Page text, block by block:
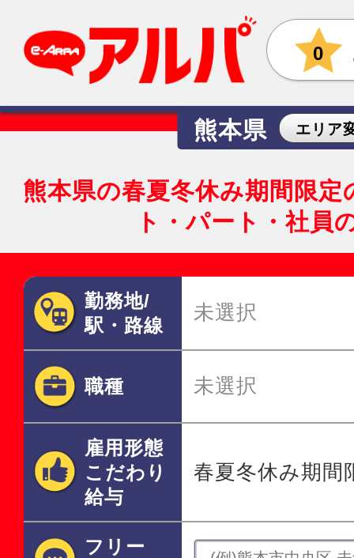
0
熊本県 エリア
熊本県の春夏冬休み期間限
ト・パート・社員
勤務地/
駅・路線
未選択
職種 未選択
雇用形態
こだわり
給与
春夏冬休み期間
フリー